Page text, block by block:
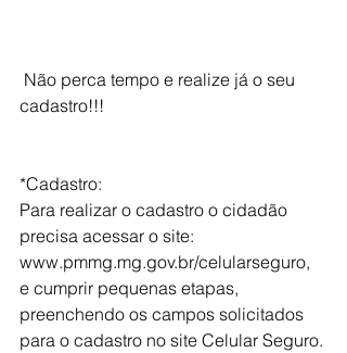
cadastro!!!
*Cadastro:
Para realizar o cadastro o cidadão
precisa acessar o site:
www.pmmg.mg.gov.br/celularseguro,
e cumprir pequenas etapas,
preenchendo os campos solicitados
para o cadastro no site Celular Seguro.